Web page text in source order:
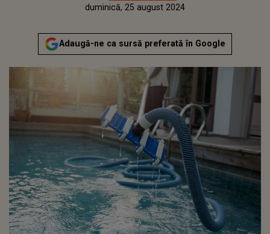
vineri, 25 august 2023Actualizat:
duminică, 25 august 2024
Adaugă-ne ca sursă preferată în Google